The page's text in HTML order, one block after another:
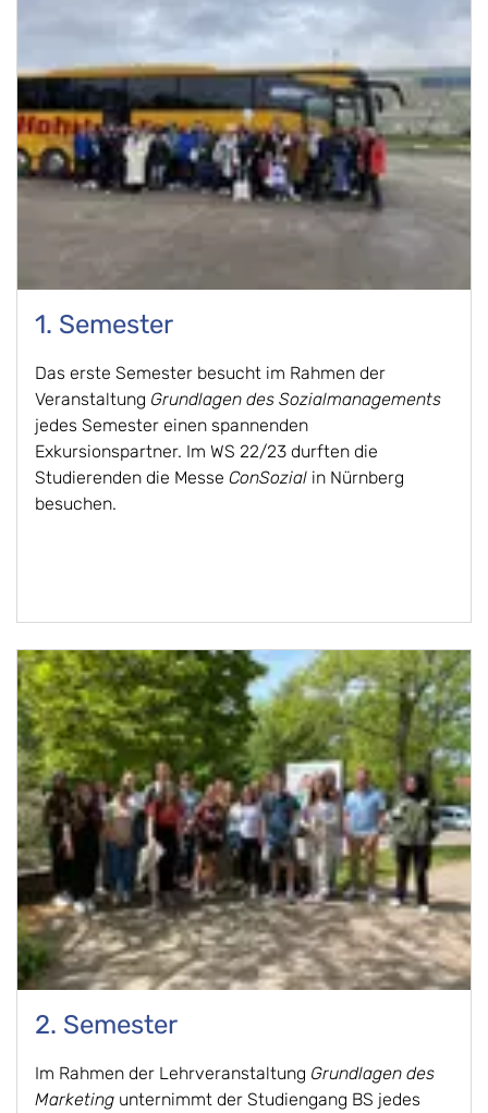
1. Semester
Das erste Semester besucht im Rahmen der
Veranstaltung Grundlagen des Sozialmanagements
jedes Semester einen spannenden
Exkursionspartner. Im WS 22/23 durften die
Studierenden die Messe ConSozial in Nürnberg
besuchen.
2. Semester
Im Rahmen der Lehrveranstaltung Grundlagen des
Marketing unternimmt der Studiengang BS jedes